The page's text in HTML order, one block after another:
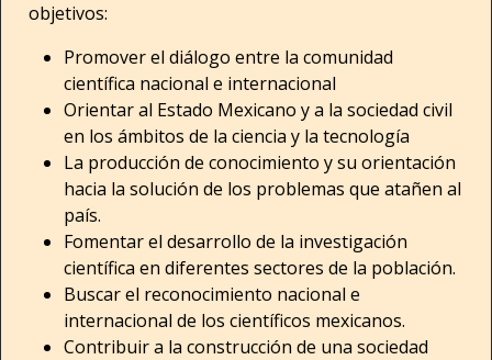
objetivos:
Promover el diálogo entre la comunidad
científica nacional e internacional
Orientar al Estado Mexicano y a la sociedad civil
en los ámbitos de la ciencia y la tecnología
La producción de conocimiento y su orientación
hacia la solución de los problemas que atañen al
país.
Fomentar el desarrollo de la investigación
científica en diferentes sectores de la población.
Buscar el reconocimiento nacional e
internacional de los científicos mexicanos.
Contribuir a la construcción de una sociedad